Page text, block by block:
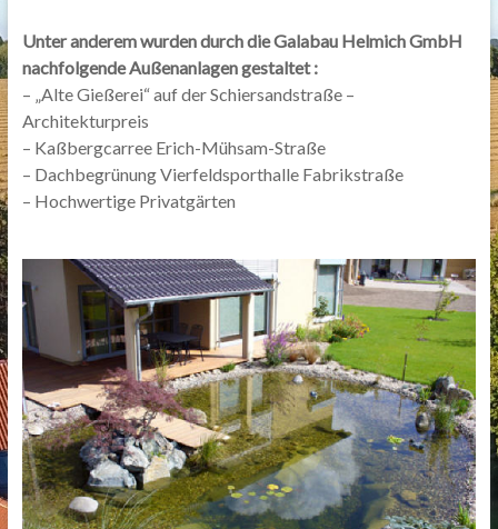
Unter anderem wurden durch die Galabau Helmich GmbH
nachfolgende Außenanlagen gestaltet :
– „Alte Gießerei“ auf der Schiersandstraße –
Architekturpreis
– Kaßbergcarree Erich-Mühsam-Straße
– Dachbegrünung Vierfeldsporthalle Fabrikstraße
– Hochwertige Privatgärten